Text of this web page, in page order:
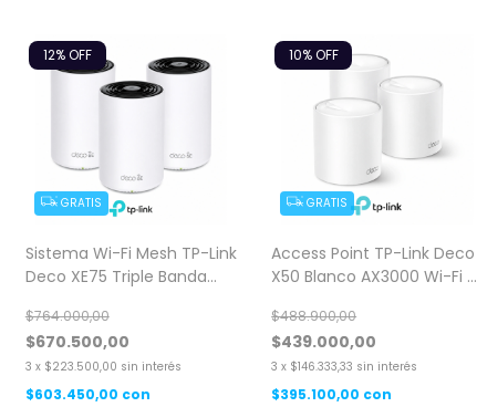
GRATIS
Sistema Wi-Fi Mesh TP-Link
Deco XE75 Triple Banda
Pack
$670.500,00
$764.000,00
12% OFF
3 x $223.500,00 sin interés
$603.450,00 con
GRATIS
Access Point TP-Link Deco
X50 Blanco AX3000 Wi-Fi 6
$439.000,00
$488.900,00
10% OFF
3 x $146.333,33 sin interés
$395.100,00 con